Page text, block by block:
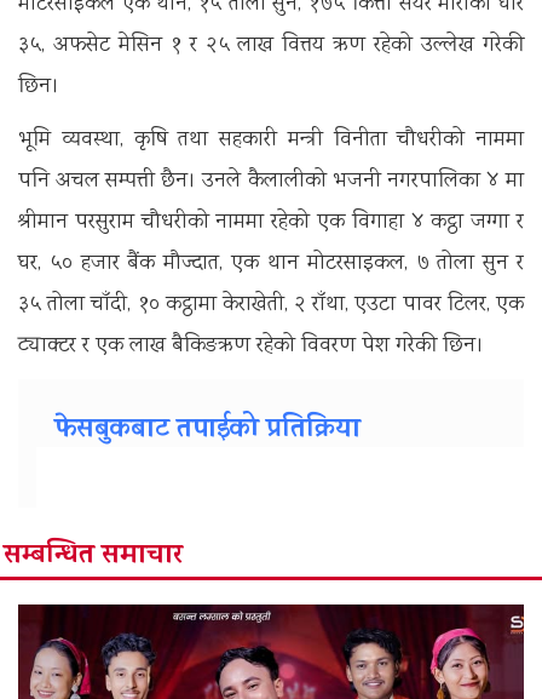
३५, अफसेट मेसिन १ र २५ लाख वित्तय ऋण रहेको उल्लेख गरेकी
छिन।
भूमि व्यवस्था, कृषि तथा सहकारी मन्त्री विनीता चौधरीको नाममा
पनि अचल सम्पत्ती छैन। उनले कैलालीको भजनी नगरपालिका ४ मा
श्रीमान परसुराम चौधरीको नाममा रहेको एक विगाहा ४ कट्ठा जग्गा र
घर, ५० हजार बैंक मौज्दात, एक थान मोटरसाइकल, ७ तोला सुन र
३५ तोला चाँदी, १० कट्ठामा केराखेती, २ राँथा, एउटा पावर टिलर, एक
ट्याक्टर र एक लाख बैकिङऋण रहेको विवरण पेश गरेकी छिन।
फेसबुकबाट तपाईको प्रतिक्रिया
सम्बन्धित समाचार